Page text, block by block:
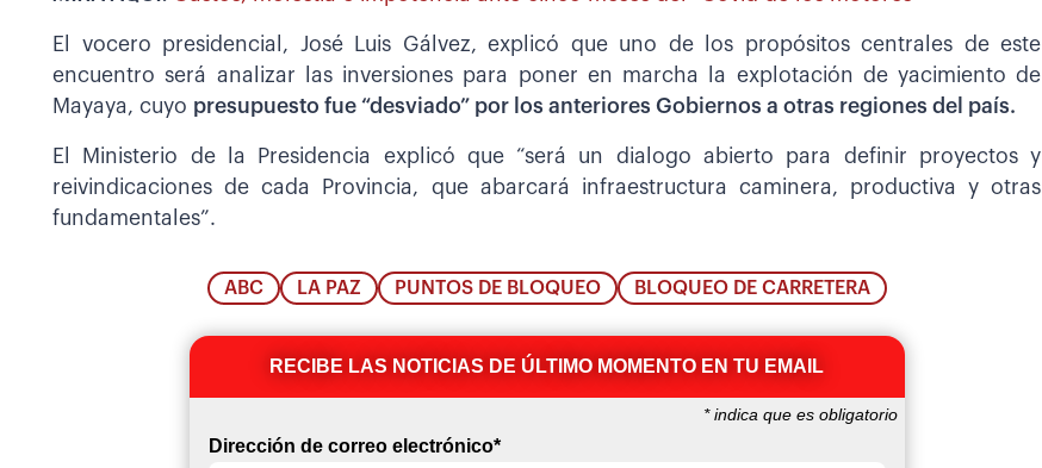
El vocero presidencial, José Luis Gálvez, explicó que uno de los propósitos centrales de este
encuentro será analizar las inversiones para poner en marcha la explotación de yacimiento de
Mayaya, cuyo presupuesto fue “desviado” por los anteriores Gobiernos a otras regiones del país.
El Ministerio de la Presidencia explicó que “será un dialogo abierto para definir proyectos y
reivindicaciones de cada Provincia, que abarcará infraestructura caminera, productiva y otras
fundamentales”.
ABC LA PAZ PUNTOS DE BLOQUEO BLOQUEO DE CARRETERA
RECIBE LAS NOTICIAS DE ÚLTIMO MOMENTO EN TU EMAIL
*indica que es obligatorio
Dirección de correo electrónico*